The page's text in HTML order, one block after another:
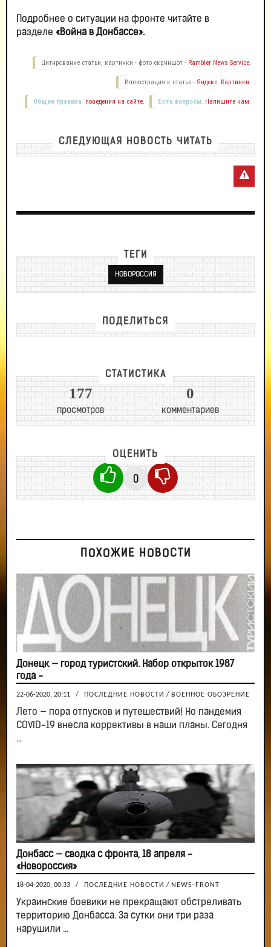
Подробнее о ситуации на фронте читайте в
разделе «Война в Донбассе».
Цитирование статьи, картинки - фото скриншот - Rambler News Service.
Иллюстрация к статье - Яндекс. Картинки.
Есть вопросы. Напишите нам.
Общие правила поведения на сайте.
СЛЕДУЮЩАЯ НОВОСТЬ ЧИТАТЬ
ТЕГИ
НОВОРОССИЯ
ПОДЕЛИТЬСЯ
СТАТИСТИКА
177
просмотров
0
комментариев
ОЦЕНИТЬ
0
ПОХОЖИЕ НОВОСТИ
Донецк — город туристский. Набор открыток 1987
года -
22-06-2020, 20:11 / ПОСЛЕДНИЕ НОВОСТИ / ВОЕННОЕ ОБОЗРЕНИЕ
Лето — пора отпусков и путешествий! Но пандемия
COVID-19 внесла коррективы в наши планы. Сегодня
...
Донбасс — сводка с фронта, 18 апреля -
«Новороссия»
18-04-2020, 00:33 / ПОСЛЕДНИЕ НОВОСТИ / NEWS-FRONT
Украинские боевики не прекращают обстреливать
территорию Донбасса. За сутки они три раза
нарушили ...